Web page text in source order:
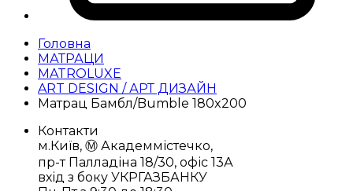
Головна
МАТРАЦИ
MATROLUXE
ART DESIGN / АРТ ДИЗАЙН
Матрац Бамбл/Bumble 180x200
Контакти
м.Київ, Ⓜ️ Академмістечко,
пр-т Палладіна 18/30, офіс 13А
вхід з боку УКРГАЗБАНКУ